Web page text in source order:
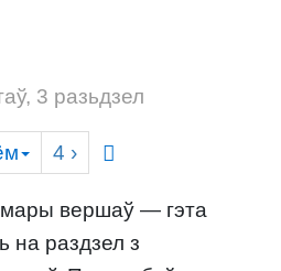
3 разьдзел
4 ›
вершаў — гэта
на раздзел з